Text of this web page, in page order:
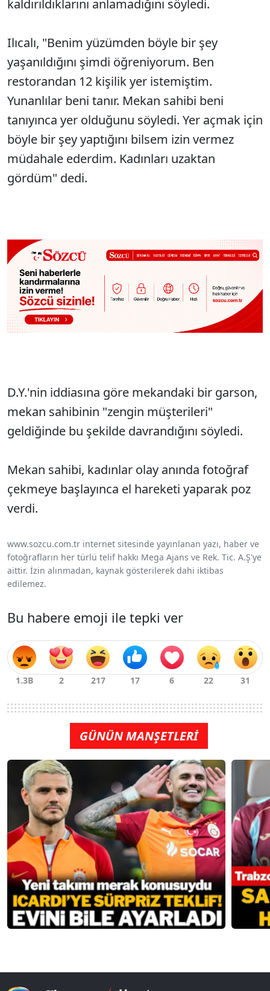
kaldırıldıklarını anlamadığını söyledi.
Ilıcalı, "Benim yüzümden böyle bir şey
yaşanıldığını şimdi öğreniyorum. Ben
restorandan 12 kişilik yer istemiştim.
Yunanlılar beni tanır. Mekan sahibi beni
tanıyınca yer olduğunu söyledi. Yer açmak için
böyle bir şey yaptığını bilsem izin vermez
müdahale ederdim. Kadınları uzaktan
gördüm" dedi.
D.Y.'nin iddiasına göre mekandaki bir garson,
mekan sahibinin "zengin müşterileri"
geldiğinde bu şekilde davrandığını söyledi.
Mekan sahibi, kadınlar olay anında fotoğraf
çekmeye başlayınca el hareketi yaparak poz
verdi.
www.sozcu.com.tr internet sitesinde yayınlanan yazı, haber ve
fotoğrafların her türlü telif hakkı Mega Ajans ve Rek. Tic. A.Ş'ye
aittir. İzin alınmadan, kaynak gösterilerek dahi iktibas
edilemez.
Bu habere emoji ile tepki ver
GÜNÜN MANŞETLERİ